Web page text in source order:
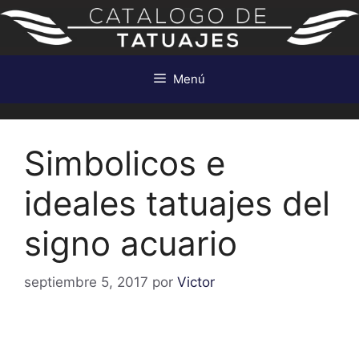
Saltar
contenido
Menú
Simbolicos e
ideales tatuajes del
signo acuario
septiembre 5, 2017 por Victor